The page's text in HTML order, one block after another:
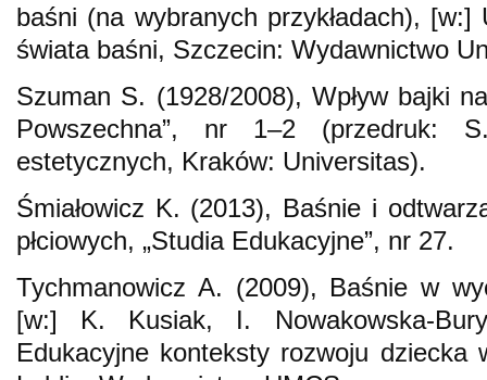
baśni (na wybranych przykładach),
świata baśni, Szczecin: Wydawnictwo
Szuman S. (1928/2008), Wpływ bajki
Powszechna”, nr 1–2 (przedruk:
estetycznych, Kraków: Universitas).
Śmiałowicz K. (2013), Baśnie i
płciowych, „Studia Edukacyjne”, nr 27.
Tychmanowicz A. (2009), Baśnie w
[w:] K. Kusiak, I. Nowakowska-
Edukacyjne konteksty rozwoju dziecka